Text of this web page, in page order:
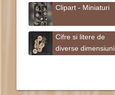
Clipart - Miniaturi
Cifre si litere de
diverse dimensiuni